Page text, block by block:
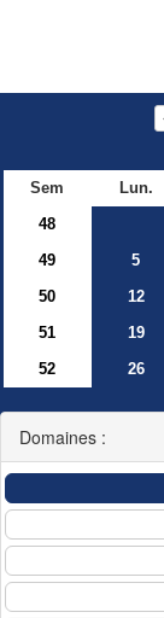
Sem Lun.
48
49
5
50
12
51
19
52
26
Domaines :